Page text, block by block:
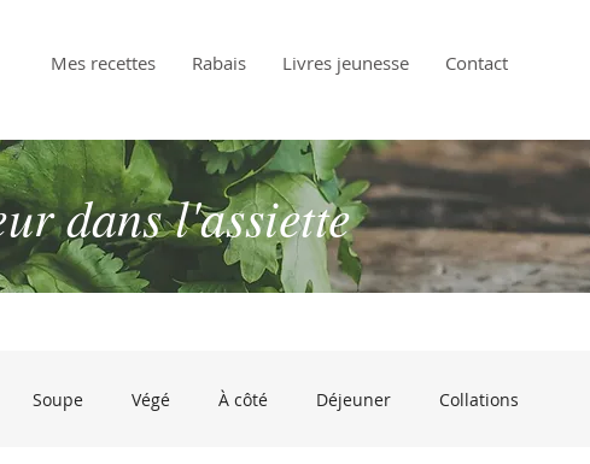
Mes recettes Rabais Livres jeunesse Contact
dans l'assiette
Soupe Végé À côté Déjeuner Collations